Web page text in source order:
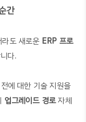
간
도 새로운 ERP 프로
다.
에 대한 기술 지원을
업그레이드 경로자체